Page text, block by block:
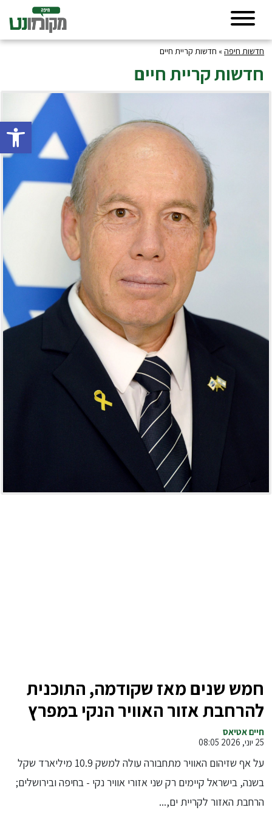
פתח
חדשות חיפה» חדשות קריית חיים
חדשות קריית חיים
חמש שנים מאז שקודמה, התוכנית
להרחבת אזור האוויר הנקי במפרץ
חיפה עדיין תקועה
חיים אטיאס
25 יוני, 2026 08:05
על אף שזיהום האוויר מתחבורה עולה למשק 10.9 מיליארד שקל
בשנה, בישראל קיימים רק שני אזורי אוויר נקי - בחיפה ובירושלים;
הרחבת האזור לקריית ים,...